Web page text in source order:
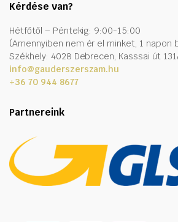
Kérdése van?
Hétfőtől – Péntekig: 9:00-15:00
(Amennyiben nem ér el minket, 1 napon
Székhely: 4028 Debrecen, Kasssai út
info@gauderszerszam.hu
+36 70 944 8677
Partnereink